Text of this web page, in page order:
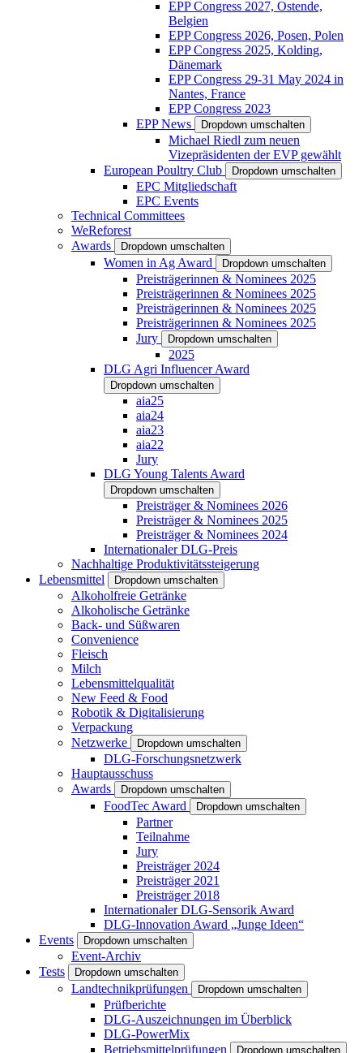
EPP Congress 2027, Ostende,
Belgien
EPP Congress 2026, Posen, Polen
EPP Congress 2025, Kolding,
Dänemark
EPP Congress 29-31 May 2024 in
Nantes, France
EPP Congress 2023
EPP News
Dropdown umschalten
Michael Riedl zum neuen
Vizepräsidenten der EVP gewählt
European Poultry Club
Dropdown umschalten
EPC Mitgliedschaft
EPC Events
Technical Committees
WeReforest
Awards
Dropdown umschalten
Women in Ag Award Dropdown umschalten
Preisträgerinnen & Nominees 2025
Preisträgerinnen & Nominees 2025
Preisträgerinnen & Nominees 2025
Preisträgerinnen & Nominees 2025
Jury
Dropdown umschalten
2025
DLG Agri Influencer Award
Dropdown umschalten
aia25
aia24
aia23
aia22
Jury
DLG Young Talents Award
Dropdown umschalten
Preisträger & Nominees 2026
Preisträger & Nominees 2025
Preisträger & Nominees 2024
Internationaler DLG-Preis
Nachhaltige Produktivitätssteigerung
Lebensmittel
Dropdown umschalten
Alkoholfreie Getränke
Alkoholische Getränke
Back- und Süßwaren
Convenience
Fleisch
Milch
Lebensmittelqualität
New Feed & Food
Robotik & Digitalisierung
Verpackung
Netzwerke
Dropdown umschalten
DLG-Forschungsnetzwerk
Hauptausschuss
Awards
Dropdown umschalten
FoodTec Award Dropdown umschalten
Partner
Teilnahme
Jury
Preisträger 2024
Preisträger 2021
Preisträger 2018
Internationaler DLG-Sensorik Award
DLG-Innovation Award „Junge Ideen“
Events
Dropdown umschalten
Event-Archiv
Tests
Dropdown umschalten
Landtechnikprüfungen Dropdown umschalten
Prüfberichte
DLG-Auszeichnungen im Überblick
DLG-PowerMix
Betriebsmittelprüfungen
Dropdown umschalten